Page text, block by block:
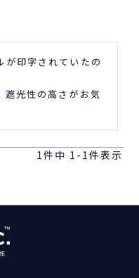
が印字されていたの
遮光性の高さがお気
1件中 1 - 1件表示